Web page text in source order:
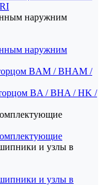
наружним
наружним
BAM / BHAM /
BA / BHA / HK /
и узлы в
и узлы в